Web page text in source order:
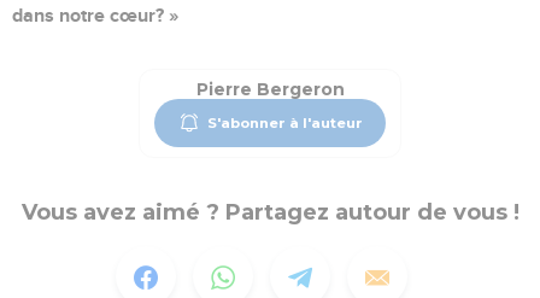
dans notre cœur? »
Pierre Bergeron
S'abonner à l'auteur
Vous avez aimé ? Partagez autour de vous !